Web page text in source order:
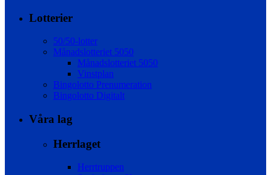
Lotterier
50/50-lotter
Månadslotteriet 5050
Månadslotteriet 5050
Vinstplan
Bingolotto Prenumeration
Bingolotto Digitalt
Våra lag
Herrlaget
Herrtruppen